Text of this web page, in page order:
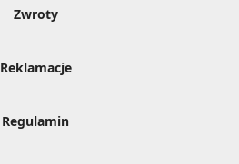
Zwroty
Reklamacje
Regulamin